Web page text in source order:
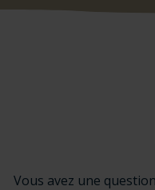
Vous avez une